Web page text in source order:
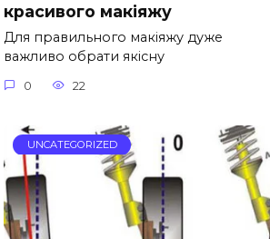
красивого макіяжу
Для правильного макіяжу дуже
важливо обрати якісну
0 22
UNCATEGORIZED